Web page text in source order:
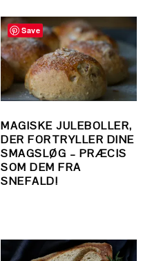
MAGISKE JULEBOLLER,
DER FORTRYLLER DINE
SMAGSLØG – PRÆCIS
SOM DEM FRA
SNEFALD!
Save